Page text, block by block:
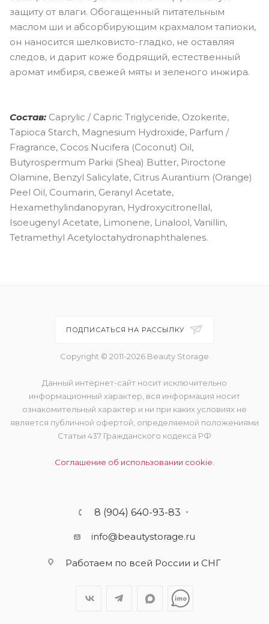
защиту от влаги. Обогащенный питательным
маслом ши и абсорбирующим крахмалом тапиоки,
он наносится шелковисто-гладко, не оставляя
следов, и дарит коже бодрящий, естественный
аромат имбиря, свежей мяты и зеленого инжира.
Состав: Caprylic / Capric Triglyceride, Ozokerite,
Tapioca Starch, Magnesium Hydroxide, Parfum /
Fragrance, Cocos Nucifera (Coconut) Oil,
Butyrospermum Parkii (Shea) Butter, Piroctone
Olamine, Benzyl Salicylate, Citrus Aurantium (Orange)
Peel Oil, Coumarin, Geranyl Acetate,
Hexamethylindanopyran, Hydroxycitronellal,
Isoeugenyl Acetate, Limonene, Linalool, Vanillin,
Tetramethyl Acetyloctahydronaphthalenes.
ПОДПИСАТЬСЯ НА РАССЫЛКУ
Copyright © 2011-2026 Beauty Storage
Данный интернет-сайт носит исключительно
информационный характер, вся информация носит
ознакомительный характер и ни при каких условиях не
является публичной офертой, определяемой положениями
Статьи 437 Гражданского кодекса РФ
Соглашение об использовании cookie.
8 (904) 640-93-83
info@beautystorage.ru
Работаем по всей России и СНГ